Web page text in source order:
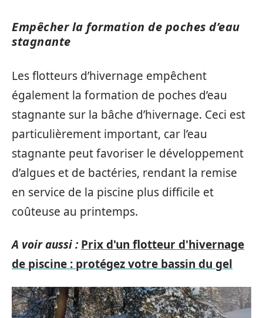
Empêcher la formation de poches d’eau
stagnante
Les flotteurs d’hivernage empêchent
également la formation de poches d’eau
stagnante sur la bâche d’hivernage. Ceci est
particulièrement important, car l’eau
stagnante peut favoriser le développement
d’algues et de bactéries, rendant la remise
en service de la piscine plus difficile et
coûteuse au printemps.
A voir aussi : Prix d'un flotteur d'hivernage
de piscine : protégez votre bassin du gel